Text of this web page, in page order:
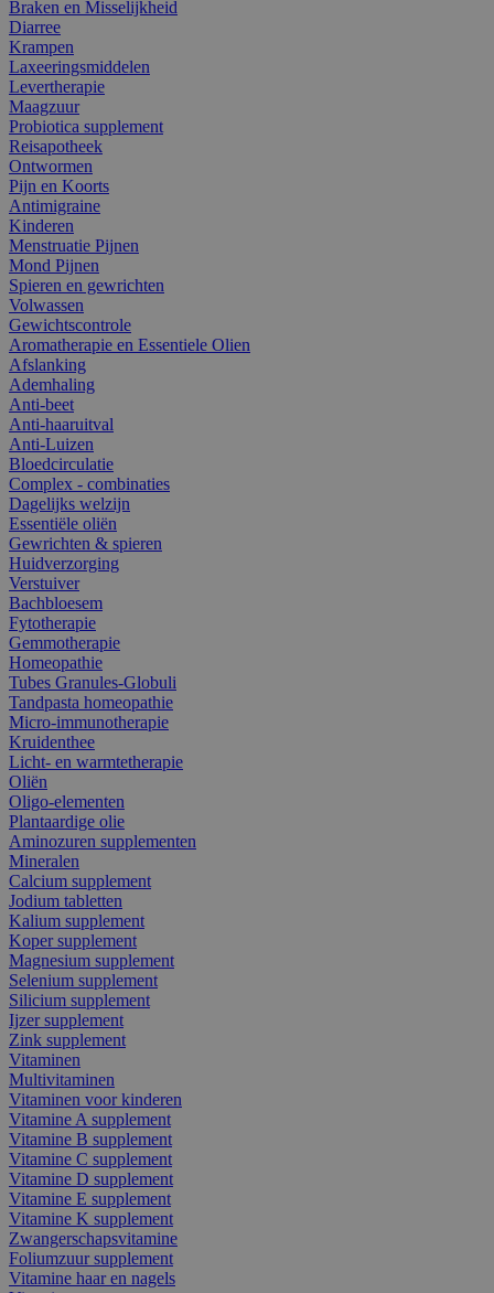
Braken en Misselijkheid
Diarree
Krampen
Laxeeringsmiddelen
Levertherapie
Maagzuur
Probiotica supplement
Reisapotheek
Ontwormen
Pijn en Koorts
Antimigraine
Kinderen
Menstruatie Pijnen
Mond Pijnen
Spieren en gewrichten
Volwassen
Gewichtscontrole
Aromatherapie en Essentiele Olien
Afslanking
Ademhaling
Anti-beet
Anti-haaruitval
Anti-Luizen
Bloedcirculatie
Complex - combinaties
Dagelijks welzijn
Essentiële oliën
Gewrichten & spieren
Huidverzorging
Verstuiver
Bachbloesem
Fytotherapie
Gemmotherapie
Homeopathie
Tubes Granules-Globuli
Tandpasta homeopathie
Micro-immunotherapie
Kruidenthee
Licht- en warmtetherapie
Oliën
Oligo-elementen
Plantaardige olie
Aminozuren supplementen
Mineralen
Calcium supplement
Jodium tabletten
Kalium supplement
Koper supplement
Magnesium supplement
Selenium supplement
Silicium supplement
Ijzer supplement
Zink supplement
Vitaminen
Multivitaminen
Vitaminen voor kinderen
Vitamine A supplement
Vitamine B supplement
Vitamine C supplement
Vitamine D supplement
Vitamine E supplement
Vitamine K supplement
Zwangerschapsvitamine
Foliumzuur supplement
Vitamine haar en nagels